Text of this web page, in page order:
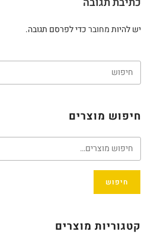
יש להיותמחוברכדי לפרסם תגובה.
חיפוש מוצרים
חיפוש
קטגוריות מוצרים